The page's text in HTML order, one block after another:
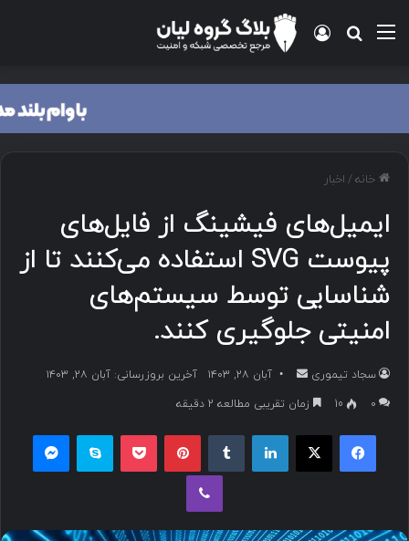
منو جستجو برای
ورود
خانه/ اخبار
ایمیل‌های فیشینگ از فایل‌های
پیوست SVG استفاده می‌کنند تا از
شناسایی توسط سیستم‌های
امنیتی جلوگیری کنند.
سجاد تیموری
ا
ا
آبان ۲۸, ۱۴۰۳
آخرین بروزرسانی: آبان ۲۸, ۱۴۰۳
۰
10 زمان تقریبی مطالعه 2 دقیقه
فیسبوک ایکس لینکداین پینتریست پاکت اسکایپ
وایبر